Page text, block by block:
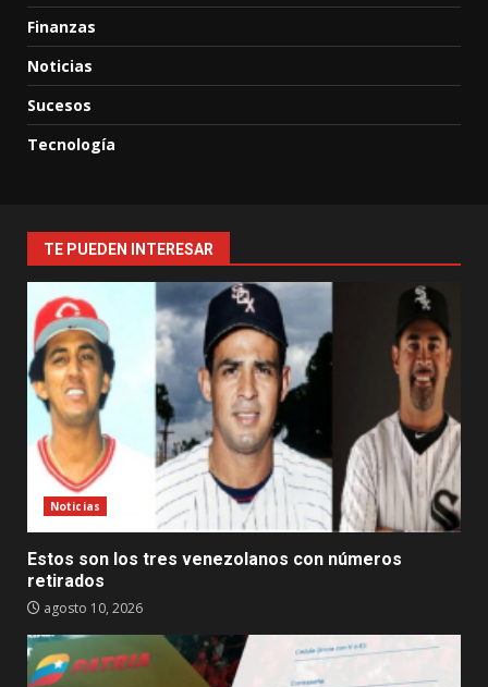
Finanzas
Noticias
Sucesos
Tecnología
TE PUEDEN INTERESAR
Noticias
Estos son los tres venezolanos con números
retirados
agosto 10, 2026